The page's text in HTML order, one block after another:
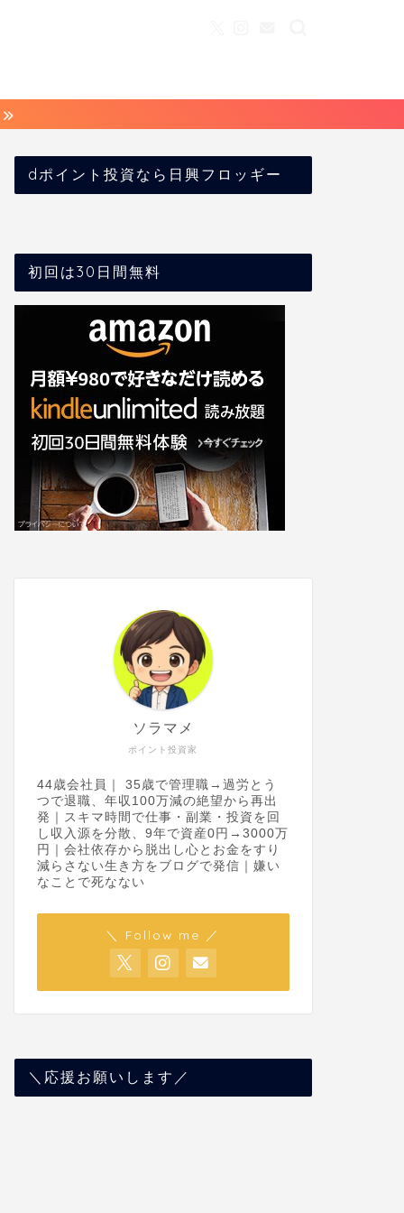
dポイント投資なら日興フロッギー
初回は30日間無料
ポイント投資家
ソラマメ
44歳会社員｜ 35歳で管理職→過労とう
つで退職、年収100万減の絶望から再出
発｜スキマ時間で仕事・副業・投資を回
し収入源を分散、9年で資産0円→3000万
円｜会社依存から脱出し心とお金をすり
減らさない生き方をブログで発信｜嫌い
なことで死なない
＼ Follow me ／
＼応援お願いします／